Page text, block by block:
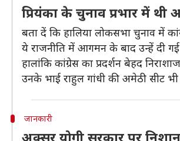
प्रियंका के चुनाव प्रभार में थी
बता दें कि हालिया लोकसभा चुनाव में
ये राजनीति में आगमन के बाद उन्हें दी गई
हालांकि कांग्रेस का प्रदर्शन बेहद
उनके भाई राहुल गांधी की अमेठी सीट
जानकारी
अक्सर योगी सरकार पर